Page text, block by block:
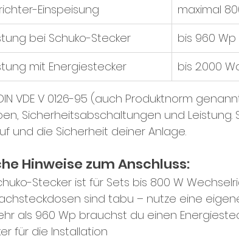
Einspeisung
maximal
bei Schuko-Stecker
bis 960 Wp
mit Energiestecker
bis 2.000
VDE V 0126-95 (auch Produktnorm
Sicherheitsabschaltungen und Leistung.
und die Sicherheit deiner Anlage.
Hinweise zum Anschluss:
Stecker ist für Sets bis 800 W
sind tabu – nutze eine
als 960 Wp brauchst du einen
für die Installation